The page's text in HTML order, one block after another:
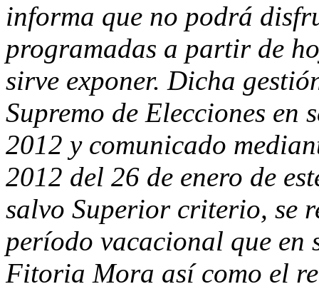
informa que no podrá
programadas a partir de
sirve exponer. Dicha
Supremo de Elecciones
2012 y comunicado
2012 del 26 de enero de
salvo Superior criterio, se
período vacacional que
Fitoria Mora así como el